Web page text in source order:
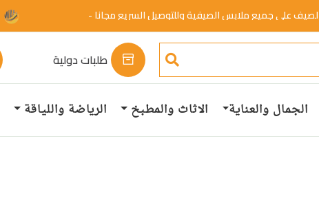
علي جميع ملابس الصيفية وللتوصيل السريع مجانا -
خصم 50%. تسوق الان
طلبات دولية
الجمال والعناية الاثاث والمطبخ الرياضة واللياقة